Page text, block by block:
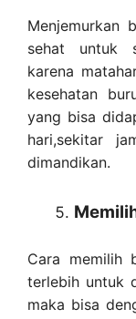
Menjemurkan
sehat untuk
karena
kesehatan
yang bisa
hari,sekitar
dimandikan.
Cara memilih
terlebih untuk
maka bisa